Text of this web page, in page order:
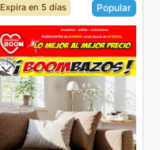
Expira en 5 días Popular